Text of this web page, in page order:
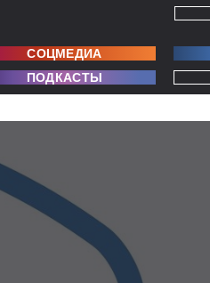
СОЦМЕДИА
ПОДКАСТЫ